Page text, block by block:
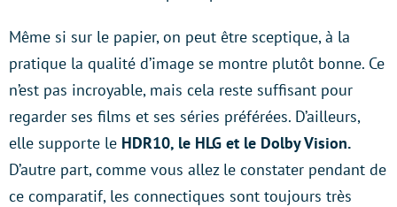
Même si sur le papier, on peut être sceptique, à la
pratique la qualité d’image se montre plutôt bonne. Ce
n’est pas incroyable, mais cela reste suffisant pour
regarder ses films et ses séries préférées. D’ailleurs,
elle supporte le HDR10, le HLG et le Dolby Vision.
D’autre part, comme vous allez le constater pendant de
ce comparatif, les connectiques sont toujours très